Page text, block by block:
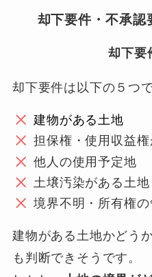
却下要件・不承
却下要
却下要件は以下の５つで
建物がある土地
担保権・使用収益
他人の使用予定地
土壌汚染がある土地
境界不明・所有権
建物がある土地かどう
も判断できそうです。